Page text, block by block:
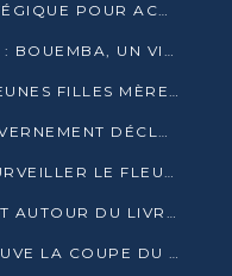
ÉNERGIE : UN RAPPORT STRATÉGIQUE POUR ACCÉLÉRER LA TRANSITION AU CONGO
DÉPARTEMENT DES PLATEAUX : BOUEMBA, UN VIVIER ÉCONOMIQUE PRÊT À EXPLOSER
GOMA TSÉ-TSÉ : PLUS DE 50 JEUNES FILLES MÈRES SENSIBILISÉES À LA SANTÉ SEXUELLE
QUALIF AU MONDIAL : LE GOUVERNEMENT DÉCLARE LA JOURNÉE DU 1ER AVRIL 2026 CHÔMÉE ET PAYÉE
BRAZZAVILLE PROMET DE « SURVEILLER LE FLEUVE » APRÈS LA QUALIFICATION DE LA RDC AU MONDIAL
MÉDIAS ET ÉGALITÉ : UN DÉBAT AUTOUR DU LIVRE « CES FEMMES QUI REPRENNENT LE POUVOIR SUR LEUR VIE »
60 ANS APRÈS, LA RDC RETROUVE LA COUPE DU MONDE